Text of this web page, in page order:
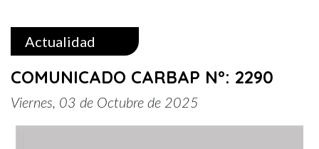
Actualidad
COMUNICADO CARBAP Nº: 2290
Viernes, 03 de Octubre de 2025